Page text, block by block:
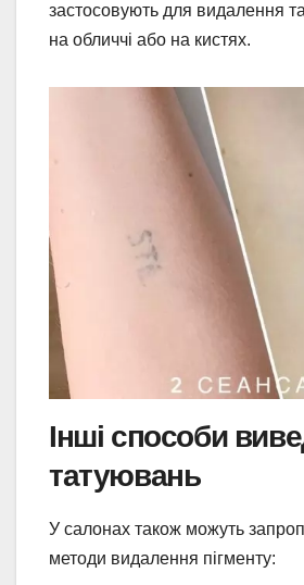
застосовують для видалення
на обличчі або на кистях.
Інші способи
татуювань
У салонах також можуть
методи видалення пігменту: